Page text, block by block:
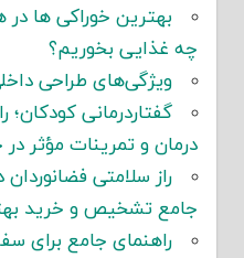
بهترین خوراکی ها
چه غذایی بخوریم؟
ویژگی‌های طراحی
گفتاردرمانی
درمان و تمرینات مؤثر
راز سلامتی
جامع تشخیص و خرید
راهنمای جامع برای